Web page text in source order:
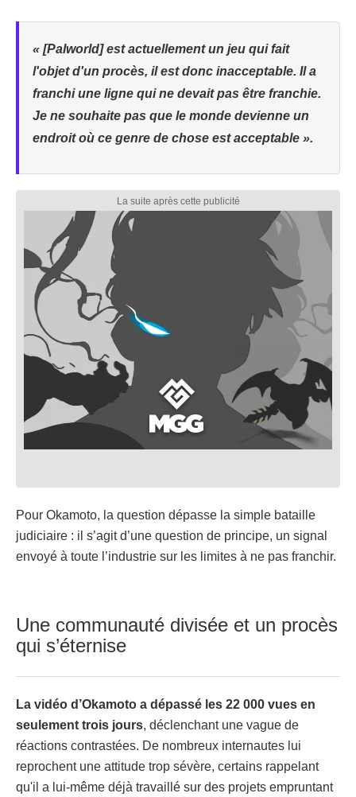
« [Palworld] est actuellement un jeu qui fait
l'objet d'un procès, il est donc inacceptable. Il a
franchi une ligne qui ne devait pas être franchie.
Je ne souhaite pas que le monde devienne un
endroit où ce genre de chose est acceptable ».
Pour Okamoto, la question dépasse la simple bataille
judiciaire : il s’agit d’une question de principe, un signal
envoyé à toute l’industrie sur les limites à ne pas franchir.
Une communauté divisée et un procès
qui s’éternise
La vidéo d’Okamoto a dépassé les 22 000 vues en
seulement trois jours, déclenchant une vague de
réactions contrastées. De nombreux internautes lui
reprochent une attitude trop sévère, certains rappelant
qu'il a lui-même déjà travaillé sur des projets empruntant